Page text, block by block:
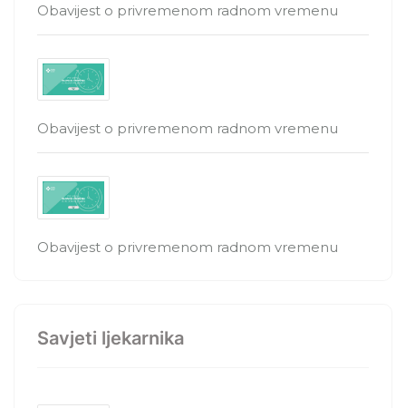
Obavijest o privremenom radnom vremenu
Obavijest o privremenom radnom vremenu
Obavijest o privremenom radnom vremenu
Savjeti ljekarnika